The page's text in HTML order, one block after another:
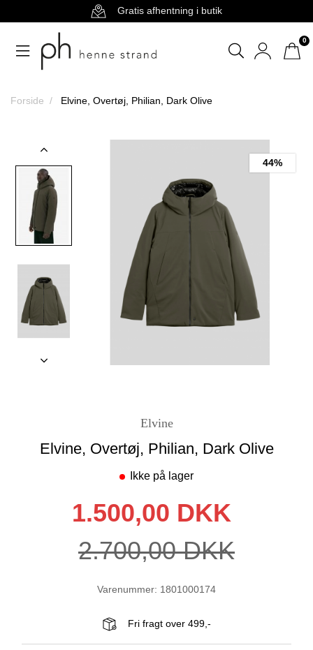
Gratis afhentning i butik
0
Forside Elvine, Overtøj, Philian, Dark Olive
44%
Elvine
Elvine, Overtøj, Philian, Dark Olive
Ikke på lager
1.500,00 DKK
2.700,00 DKK
Varenummer: 1801000174
Fri fragt over 499,-